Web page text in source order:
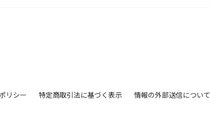
リシー 特定商取引法に基づく表示 情報の外部送信について